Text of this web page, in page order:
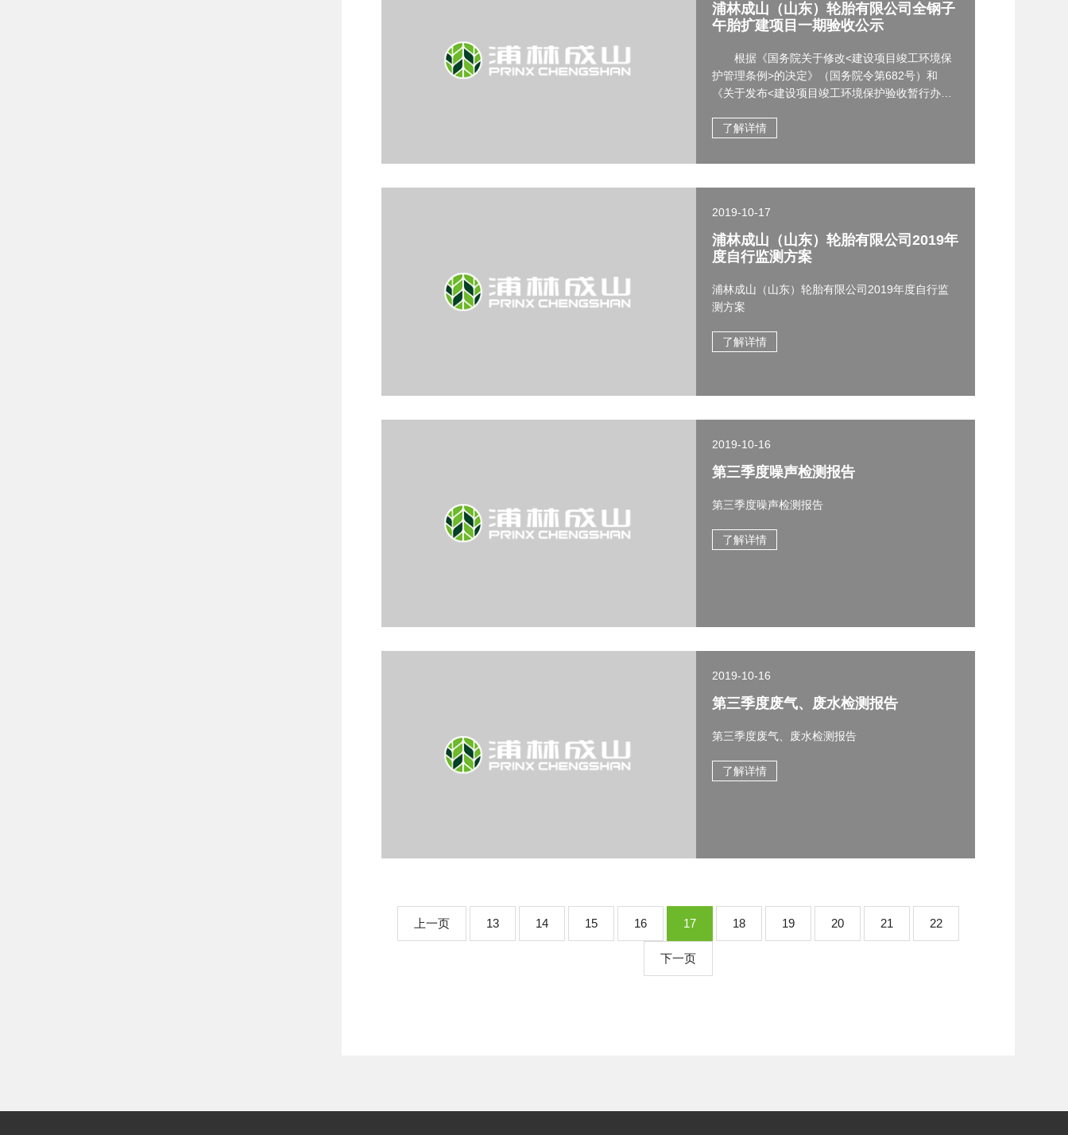
浦林成山（山东）轮胎有限公司全钢子
午胎扩建项目一期验收公示
根据《国务院关于修改<建设项目竣工环境保
护管理条例>的决定》（国务院令第682号）和
《关于发布<建设项目竣工环境保护验收暂行办法>
山（山东）轮胎有限公司大气污染防治提标改造项
验收意见）公示如下： 一、建设单位：浦林成
期 三、建设地点：威海市荣成市青山西路99号
浦林…
了解详情
2019-10-17
浦林成山（山东）轮胎有限公司2019年
度自行监测方案
浦林成山（山东）轮胎有限公司2019年度自行监
测方案
了解详情
2019-10-16
第三季度噪声检测报告
第三季度噪声检测报告
了解详情
2019-10-16
第三季度废气、废水检测报告
第三季度废气、废水检测报告
了解详情
上一页 13 14 15 16 17 18 19 20 21 22
下一页